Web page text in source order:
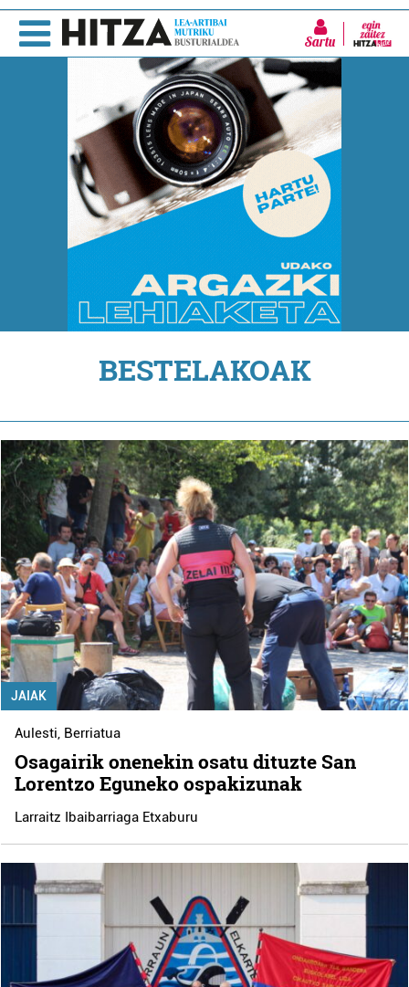
Sartu
BESTELAKOAK
JAIAK
Aulesti, Berriatua
Osagairik onenekin osatu dituzte San
Lorentzo Eguneko ospakizunak
Larraitz Ibaibarriaga Etxaburu